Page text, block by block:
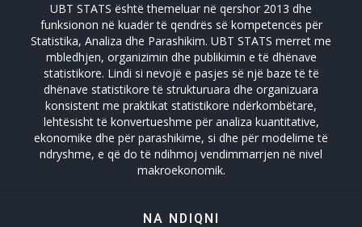
Zhvillimi Social Social Developmet
UBT STATS është themeluar në qershor 2013 dhe
funksionon në kuadër të qendrës së kompetencës për
Statistika, Analiza dhe Parashikim. UBT STATS merret me
mbledhjen, organizimin dhe publikimin e të dhënave
statistikore. Lindi si nevojë e pasjes së një baze të të
dhënave statistikore të strukturuara dhe organizuara
konsistent me praktikat statistikore ndërkombëtare,
lehtësisht të konvertueshme për analiza kuantitative,
ekonomike dhe për parashikime, si dhe për modelime të
ndryshme, e që do të ndihmoj vendimmarrjen në nivel
makroekonomik.
NA NDIQNI